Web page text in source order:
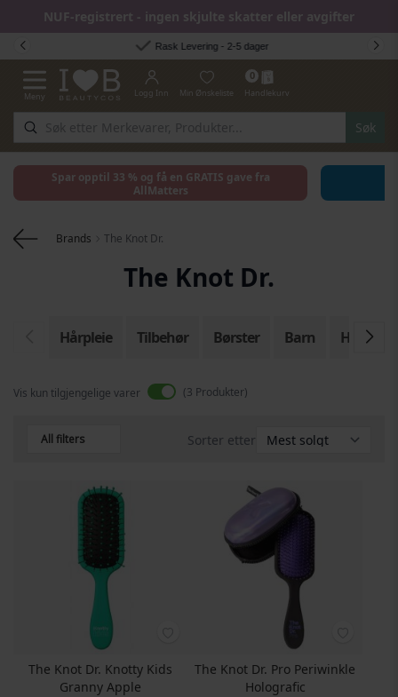
NUF-registrert - ingen skjulte skatter eller avgifter
Hopp til innhold
Rask Levering - 2-5 dager
Toggle Nav
Meny
Søk
Logg Inn Min Ønskeliste
0
Handlekurv
Spar opptil 33 % og få en GRATIS gave fra
AllMatters
Brands The Knot Dr.
The Knot Dr.
Hårpleie Tilbehør Børster Barn Hårpleie
Vis kun tilgjengelige varer 3 Produkter
All filters Sorter etter
The Knot Dr. Knotty Kids
Granny Apple
The Knot Dr. Pro Periwinkle
Holografic